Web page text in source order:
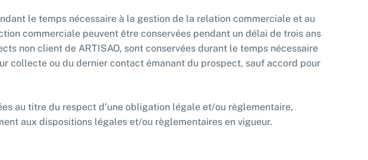
le temps nécessaire à la gestion de la relation commerciale et au
commerciale peuvent être conservées pendant un délai de trois ans
non client de ARTISAO, sont conservées durant le temps nécessaire
collecte ou du dernier contact émanant du prospect, sauf accord pour
au titre du respect d’une obligation légale et/ou règlementaire,
aux dispositions légales et/ou règlementaires en vigueur.